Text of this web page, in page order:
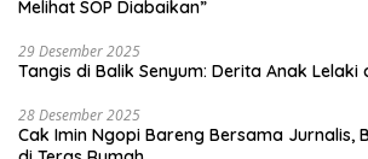
Melihat SOP Diabaikan”
29 Desember 2025
Tangis di Balik Senyum: Derita Anak Lelaki
28 Desember 2025
Cak Imin Ngopi Bareng Bersama Jurnalis,